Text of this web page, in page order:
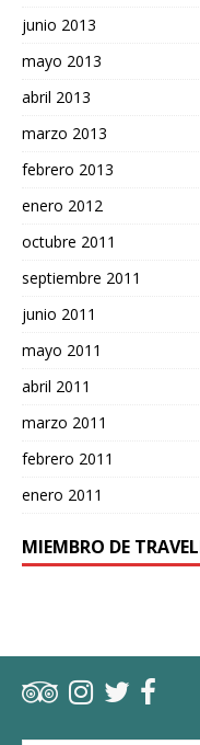
junio 2013
mayo 2013
abril 2013
marzo 2013
febrero 2013
enero 2012
octubre 2011
septiembre 2011
junio 2011
mayo 2011
abril 2011
marzo 2011
febrero 2011
enero 2011
MIEMBRO DE